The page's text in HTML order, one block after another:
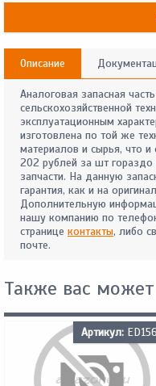
Описание
Аналоговая запасная
сельскохозяйственной
эксплуатационным
изготовлена по той же
материалов и сырья, что и
202 рублей за шт гораздо
запчасти. На данную
гарантия, как и на
Дополнительную
нашу компанию по
странице контакты, либо
почте.
Также вас может
Артикул: